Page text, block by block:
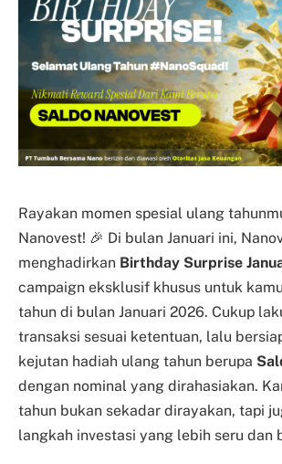
Rayakan momen spesial ulang
Nanovest! 🎉 Di bulan Januari ini,
menghadirkan Birthday Surprise
campaign eksklusif khusus untuk
tahun di bulan Januari 2026. Cukup
transaksi sesuai ketentuan, lalu
kejutan hadiah ulang tahun berupa
dengan nominal yang dirahasiakan.
tahun bukan sekadar dirayakan, tapi
langkah investasi yang lebih seru dan